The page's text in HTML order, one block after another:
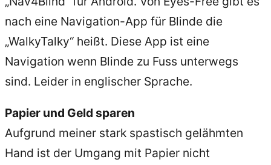
nach eine Navigation-App für Blinde die
„WalkyTalky“ heißt. Diese App ist eine
Navigation wenn Blinde zu Fuss unterwegs
sind. Leider in englischer Sprache.
Papier und Geld sparen
Aufgrund meiner stark spastisch gelähmten
Hand ist der Umgang mit Papier nicht